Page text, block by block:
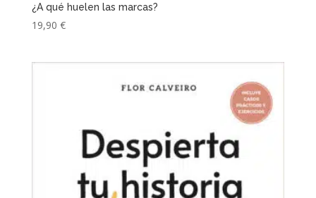
¿A qué huelen las marcas?
19,90 €